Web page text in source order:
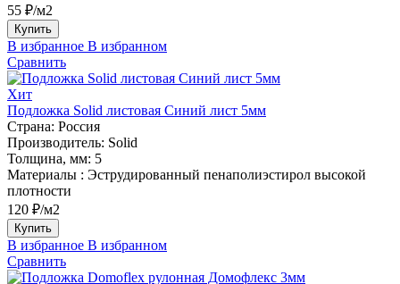
55 ₽/м2
Купить
В избранное В избранном
Сравнить
Хит
Подложка Solid листовая Синий лист 5мм
Страна: Россия
Производитель: Solid
Толщина, мм: 5
Материалы : Эструдированный пенаполиэстирол высокой
плотности
120 ₽/м2
Купить
В избранное В избранном
Сравнить